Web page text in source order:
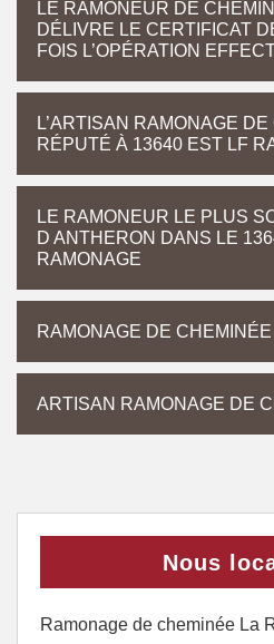
LE RAMONEUR DE
DÉLIVRE LE CERTIFICAT
FOIS L’OPÉRATION
L’ARTISAN RAMONAGE
RÉPUTÉ À 13640 EST LF
LE RAMONEUR LE PLUS
D ANTHERON DANS LE
RAMONAGE
RAMONAGE DE CHEMINÉE
ARTISAN RAMONAGE DE
Nous
Ramonage de cheminée La